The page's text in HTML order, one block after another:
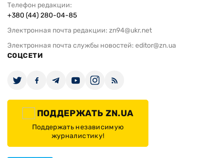
Телефон редакции:
+380 (44) 280-04-85
Электронная почта редакции: zn94@ukr.net
Электронная почта службы новостей: editor@zn.ua
СОЦСЕТИ
ПОДДЕРЖАТЬ ZN.UA
Поддержать независимую
журналистику!